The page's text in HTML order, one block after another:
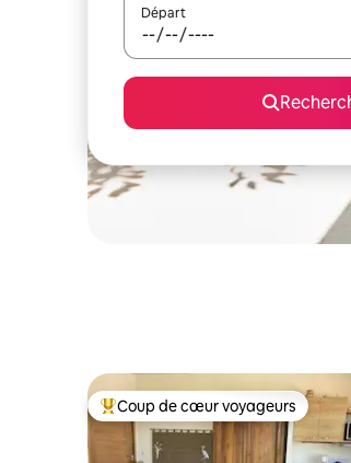
Départ
Coups de cœur voyageurs les plus
Coup de cœur voyageurs